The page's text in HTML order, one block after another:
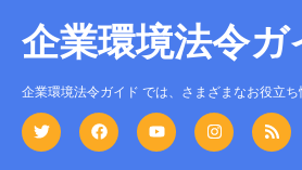
企業環境法令ガ
企業環境法令ガイド では、さまざまなお役立ち